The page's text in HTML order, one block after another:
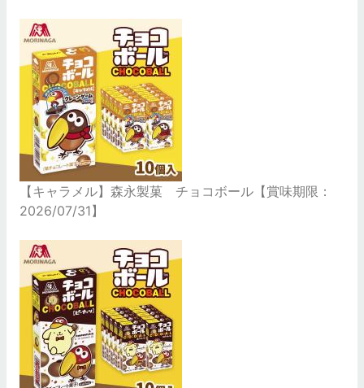
【キャラメル】森永製菓 チョコボール【賞味期限：
2026/07/31】